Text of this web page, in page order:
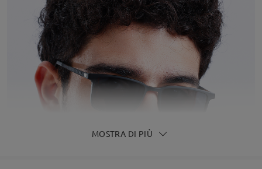
MOSTRA DI PIÙ